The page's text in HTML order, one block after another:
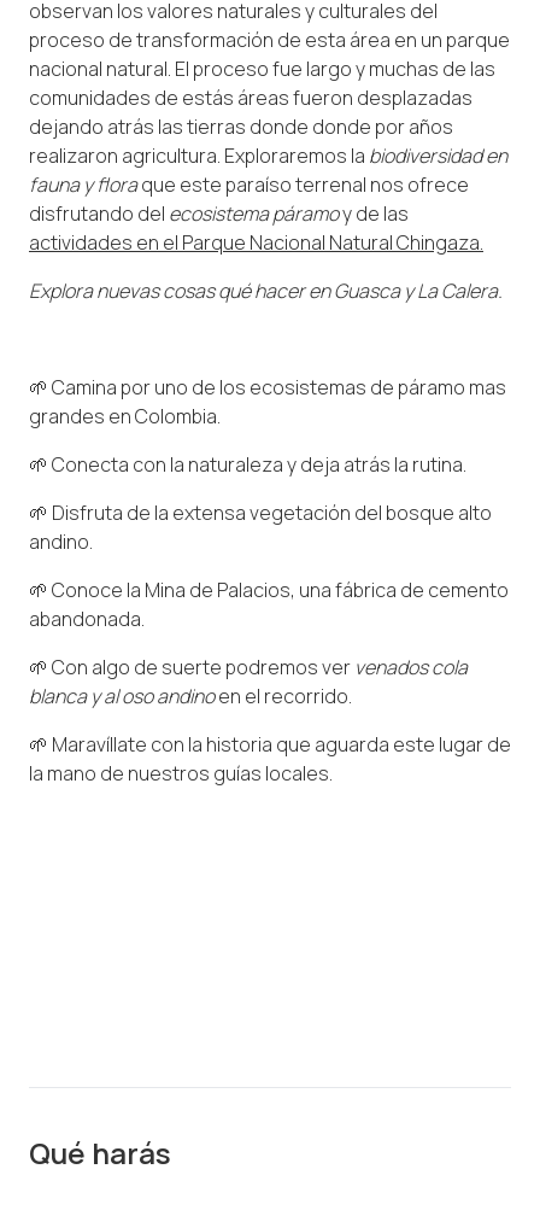
observan los valores naturales y culturales del
proceso de transformación de esta área en un parque
nacional natural. El proceso fue largo y muchas de las
comunidades de estás áreas fueron desplazadas
dejando atrás las tierras donde donde por años
realizaron agricultura. Exploraremos la biodiversidad en
fauna y floraque este paraíso terrenal nos ofrece
disfrutando del ecosistema páramoy de las
actividades en el Parque Nacional Natural Chingaza.
Explora nuevas cosas qué hacer en Guasca y La Calera.
🌱 Camina por uno de los ecosistemas de páramo mas
grandes en Colombia.
🌱 Conecta con la naturaleza y deja atrás la rutina.
🌱 Disfruta de la extensa vegetación del bosque alto
andino.
🌱 Conoce la Mina de Palacios, una fábrica de cemento
abandonada.
🌱 Con algo de suerte podremos ver venados cola
blanca y al oso andinoen el recorrido.
🌱 Maravíllate con la historia que aguarda este lugar de
la mano de nuestros guías locales.
Qué harás